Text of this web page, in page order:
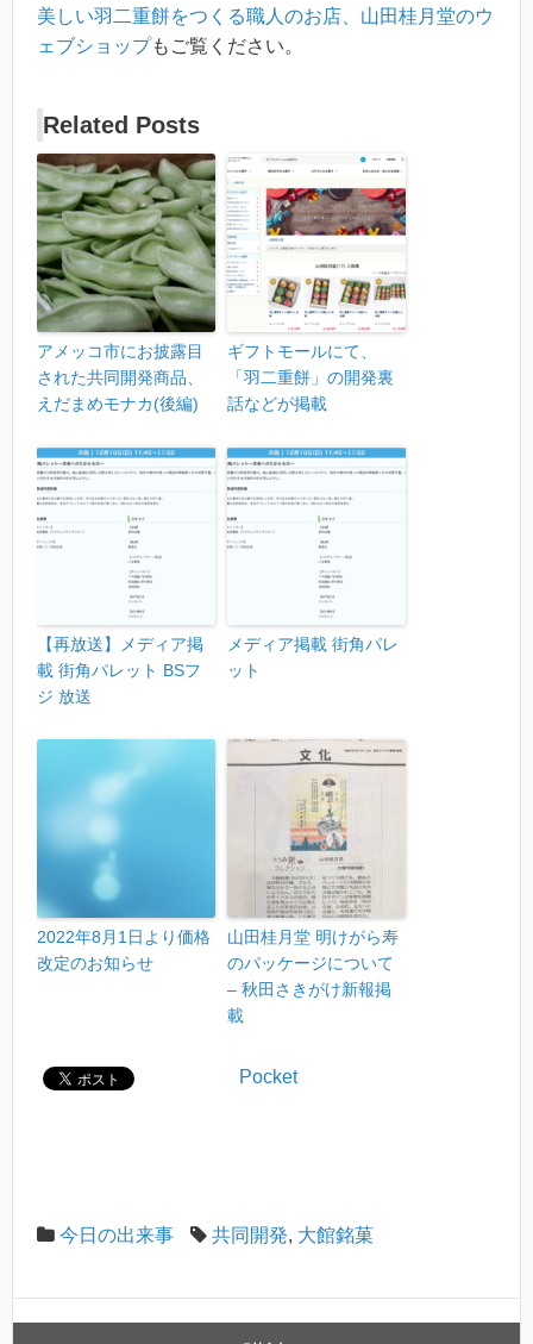
美しい羽二重餅をつくる職人のお店、山田桂月堂のウ
ェブショップもご覧ください。
Related Posts
アメッコ市にお披露目
された共同開発商品、
えだまめモナカ(後編)
ギフトモールにて、
「羽二重餅」の開発裏
話などが掲載
【再放送】メディア掲
載 街角パレット BSフ
ジ 放送
メディア掲載 街角パレ
ット
2022年8月1日より価格
改定のお知らせ
山田桂月堂 明けがら寿
のパッケージについて
– 秋田さきがけ新報掲
載
Pocket
今日の出来事 共同開発, 大館銘菓